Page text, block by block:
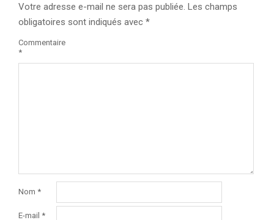
Votre adresse e-mail ne sera pas publiée. Les champs
obligatoires sont indiqués avec *
Commentaire
*
Nom *
E-mail *